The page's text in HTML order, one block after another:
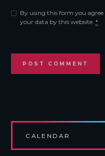
By using this form you
your data by this website.*
CALENDAR